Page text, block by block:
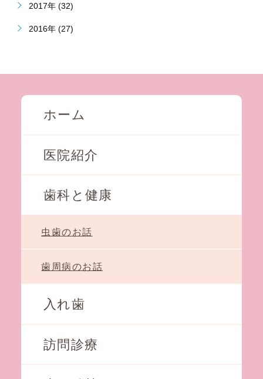
2017年 (32)
2016年 (27)
ホーム
医院紹介
歯科と健康
虫歯のお話
歯周病のお話
入れ歯
訪問診療